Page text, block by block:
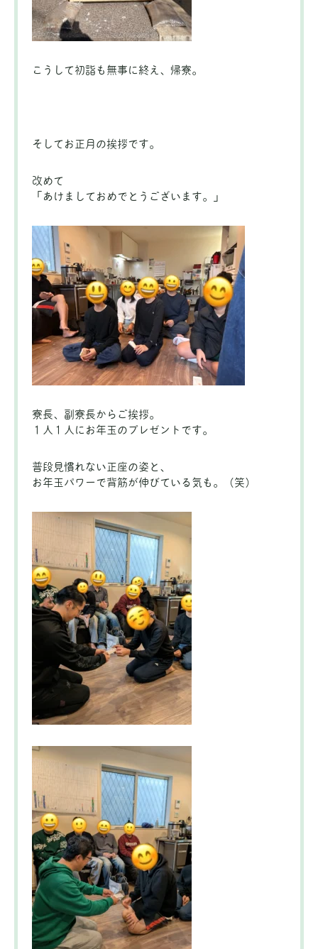
こうして初詣も無事に終え、帰寮。
そしてお正月の挨拶です。
改めて
「あけましておめでとうございます。」
寮長、副寮長からご挨拶。
１人１人にお年玉のプレゼントです。
普段見慣れない正座の姿と、
お年玉パワーで背筋が伸びている気も。（笑）